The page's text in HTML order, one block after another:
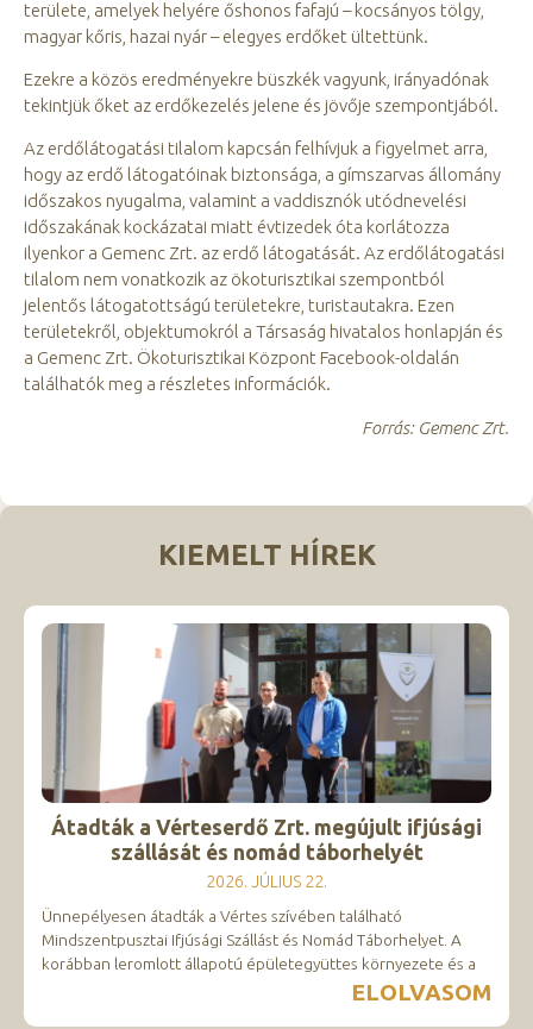
területe, amelyek helyére őshonos fafajú – kocsányos tölgy,
magyar kőris, hazai nyár – elegyes erdőket ültettünk.
Ezekre a közös eredményekre büszkék vagyunk, irányadónak
tekintjük őket az erdőkezelés jelene és jövője szempontjából.
Az erdőlátogatási tilalom kapcsán felhívjuk a figyelmet arra,
hogy az erdő látogatóinak biztonsága, a gímszarvas állomány
időszakos nyugalma, valamint a vaddisznók utódnevelési
időszakának kockázatai miatt évtizedek óta korlátozza
ilyenkor a Gemenc Zrt. az erdő látogatását. Az erdőlátogatási
tilalom nem vonatkozik az ökoturisztikai szempontból
jelentős látogatottságú területekre, turistautakra. Ezen
területekről, objektumokról a Társaság hivatalos honlapján és
a Gemenc Zrt. Ökoturisztikai Központ Facebook-oldalán
találhatók meg a részletes információk.
Forrás: Gemenc Zrt.
KIEMELT HÍREK
Átadták a Vérteserdő Zrt. megújult ifjúsági
szállását és nomád táborhelyét
2026. JÚLIUS 22.
Ünnepélyesen átadták a Vértes szívében található
Mindszentpusztai Ifjúsági Szállást és Nomád Táborhelyet. A
korábban leromlott állapotú épületegyüttes környezete és a
ELOLVASOM